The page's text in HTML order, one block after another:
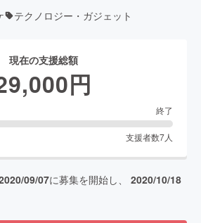
テクノロジー・ガジェット
現在の支援総額
円
終了
支援者数7人
09/07に募集を開始し、 2020/10/18